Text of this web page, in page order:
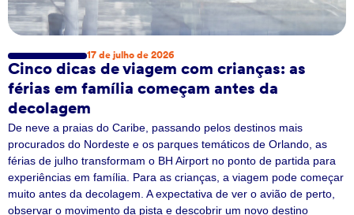
17 de julho de 2026
Cinco dicas de viagem com crianças: as
férias em família começam antes da
decolagem
De neve a praias do Caribe, passando pelos destinos mais
procurados do Nordeste e os parques temáticos de Orlando, as
férias de julho transformam o BH Airport no ponto de partida para
experiências em família. Para as crianças, a viagem pode começar
muito antes da decolagem. A expectativa de ver o avião de perto,
observar o movimento da pista e descobrir um novo destino